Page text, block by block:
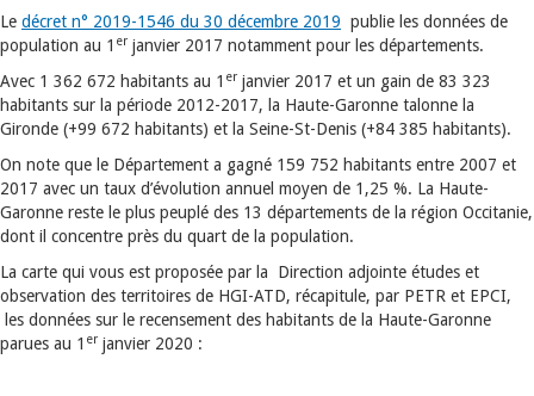
Le décret n° 2019-1546 du 30 décembre 2019 publie les données de
population au 1 er janvier 2017 notamment pour les départements.
Avec 1 362 672 habitants au 1 er janvier 2017 et un gain de 83 323
habitants sur la période 2012-2017, la Haute-Garonne talonne la
Gironde (+99 672 habitants) et la Seine-St-Denis (+84 385 habitants).
On note que le Département a gagné 159 752 habitants entre 2007 et
2017 avec un taux d’évolution annuel moyen de 1,25 %. La Haute-
Garonne reste le plus peuplé des 13 départements de la région Occitanie,
dont il concentre près du quart de la population.
La carte qui vous est proposée par la Direction adjointe études et
observation des territoires de HGI-ATD, récapitule, par PETR et EPCI,
les données sur le recensement des habitants de la Haute-Garonne
parues au 1 er janvier 2020 :